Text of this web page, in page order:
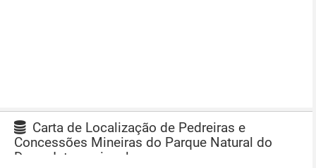
Carta de Localização de Pedreiras e
Concessões Mineiras do Parque Natural do
Douro Internacional